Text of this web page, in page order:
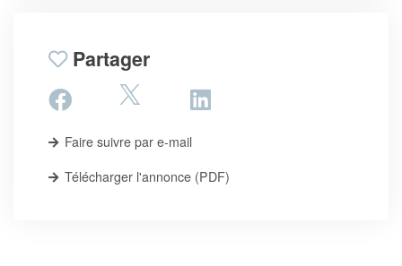
Partager
Faire suivre par e-mail
Télécharger l'annonce (PDF)